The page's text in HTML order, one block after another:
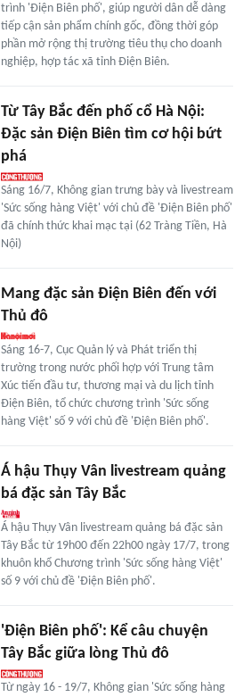
trình 'Điện Biên phố', giúp người dân dễ dàng
tiếp cận sản phẩm chính gốc, đồng thời góp
phần mở rộng thị trường tiêu thụ cho doanh
nghiệp, hợp tác xã tỉnh Điện Biên.
Từ Tây Bắc đến phố cổ Hà Nội:
Đặc sản Điện Biên tìm cơ hội bứt
phá
Sáng 16/7, Không gian trưng bày và livestream
'Sức sống hàng Việt' với chủ đề 'Điện Biên phố'
đã chính thức khai mạc tại (62 Tràng Tiền, Hà
Nội)
Mang đặc sản Điện Biên đến với
Thủ đô
Sáng 16-7, Cục Quản lý và Phát triển thị
trường trong nước phối hợp với Trung tâm
Xúc tiến đầu tư, thương mại và du lịch tỉnh
Điện Biên, tổ chức chương trình 'Sức sống
hàng Việt' số 9 với chủ đề 'Điện Biên phố'.
Á hậu Thụy Vân livestream quảng
bá đặc sản Tây Bắc
Á hậu Thụy Vân livestream quảng bá đặc sản
Tây Bắc từ 19h00 đến 22h00 ngày 17/7, trong
khuôn khổ Chương trình 'Sức sống hàng Việt'
số 9 với chủ đề 'Điện Biên phố'.
'Điện Biên phố': Kể câu chuyện
Tây Bắc giữa lòng Thủ đô
Từ ngày 16 - 19/7, Không gian 'Sức sống hàng